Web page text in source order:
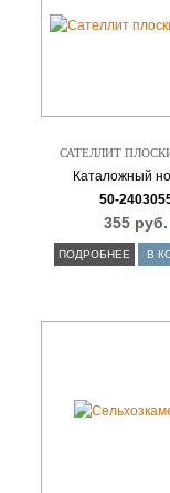
САТЕЛЛИТ
Каталожный
50-
355 руб.
ПОДРОБНЕЕ В